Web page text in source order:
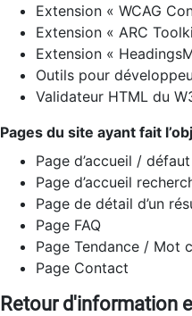
Extension « WCAG
Extension « ARC
Extension «
Outils pour
Validateur HTML du
Pages du site ayant fait
Page d’accueil /
Page d’accueil
Page de détail d’un
Page FAQ
Page Tendance / Mot
Page Contact
Retour d'information